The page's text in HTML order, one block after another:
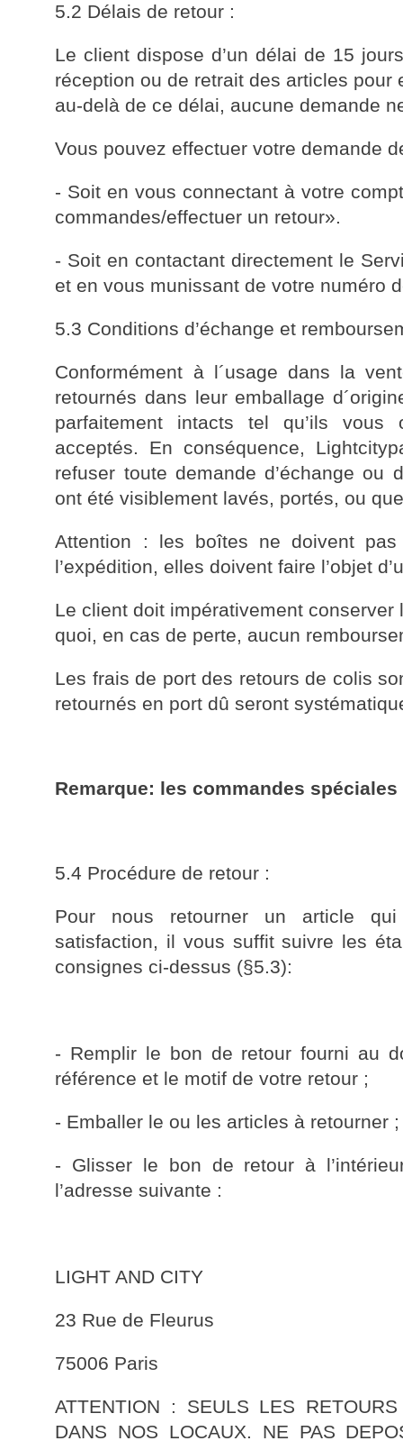
5.2 Délais de retour :
Le client dispose d’un délai de 15
réception ou de retrait des articles
au-delà de ce délai, aucune demande
Vous pouvez effectuer votre demande
- Soit en vous connectant à votre
commandes/effectuer un retour».
- Soit en contactant directement le
et en vous munissant de votre numéro
5.3 Conditions d’échange et
Conformément à l´usage dans la
retournés dans leur emballage
parfaitement intacts tel qu’ils vous
acceptés. En conséquence,
refuser toute demande d’échange ou
ont été visiblement lavés, portés, ou
Attention : les boîtes ne doivent
l’expédition, elles doivent faire l’objet
Le client doit impérativement
quoi, en cas de perte, aucun
Les frais de port des retours de colis
retournés en port dû seront
Remarque: les commandes
5.4 Procédure de retour :
Pour nous retourner un article
satisfaction, il vous suffit suivre les
consignes ci-dessus (§5.3):
- Remplir le bon de retour fourni au
référence et le motif de votre retour ;
- Emballer le ou les articles à retourner ;
- Glisser le bon de retour à
l’adresse suivante :
LIGHT AND CITY
23 Rue de Fleurus
75006 Paris
ATTENTION : SEULS LES
DANS NOS LOCAUX. NE PAS